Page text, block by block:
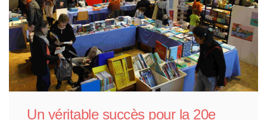
Un véritable succès pour la 20e